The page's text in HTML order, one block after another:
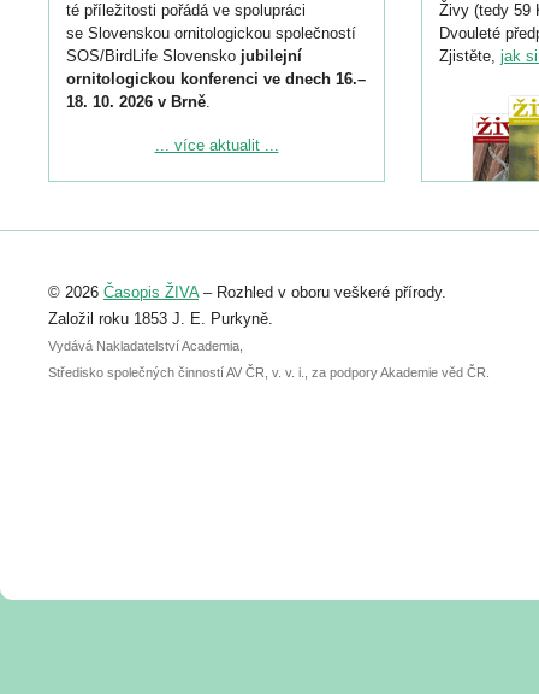
té příležitosti pořádá ve spolupráci
se Slovenskou ornitologickou společností
SOS/BirdLife Slovensko jubilejní
ornitologickou konferenci ve dnech 16.–
18. 10. 2026 v Brně.
Podrobnější informace ke konferenci
Registrovat se můžete do 6. září.
abstraktu přihlášené přednášky nebo
posteru je už 30. června.
... více aktualit ...
Živy (tedy 59
Dvouleté
Zjistěte, jak
© 2026 Časopis ŽIVA– Rozhled v oboru veškeré přírody.
Založil roku 1853 J. E. Purkyně.
Vydává Nakladatelství Academia,
Středisko společných činností AV ČR, v. v. i., za podpory Akademie věd ČR.